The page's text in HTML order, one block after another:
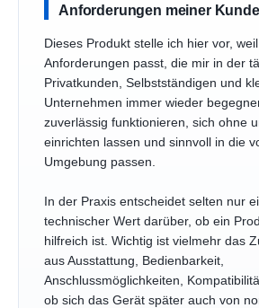
Anforderungen meiner
Dieses Produkt stelle ich hier vor,
Anforderungen passt, die mir in der
Privatkunden, Selbstständigen und
Unternehmen immer wieder
zuverlässig funktionieren, sich ohne
einrichten lassen und sinnvoll in die
Umgebung passen.
In der Praxis entscheidet selten nur
technischer Wert darüber, ob ein
hilfreich ist. Wichtig ist vielmehr das
aus Ausstattung, Bedienbarkeit,
Anschlussmöglichkeiten,
ob sich das Gerät später auch von